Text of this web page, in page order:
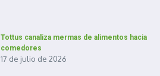
Tottus canaliza mermas de alimentos hacia
comedores
17 de julio de 2026